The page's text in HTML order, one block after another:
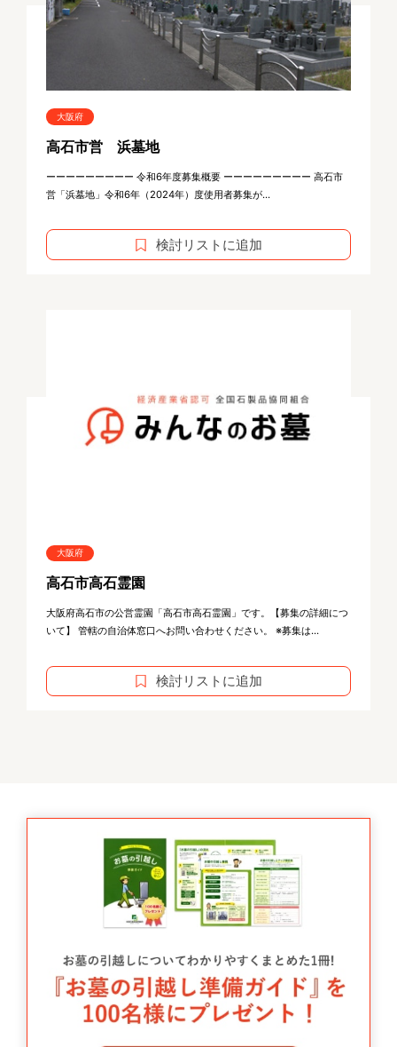
大阪府
高石市営 浜墓地
ーーーーーーーーー 令和6年度募集概要 ーーーーーーーーー 高石市
営「浜墓地」令和6年（2024年）度使用者募集が...
検討リストに追加
大阪府
高石市高石霊園
大阪府高石市の公営霊園「高石市高石霊園」です。【募集の詳細につ
いて】 管轄の自治体窓口へお問い合わせください。 ※募集は...
検討リストに追加